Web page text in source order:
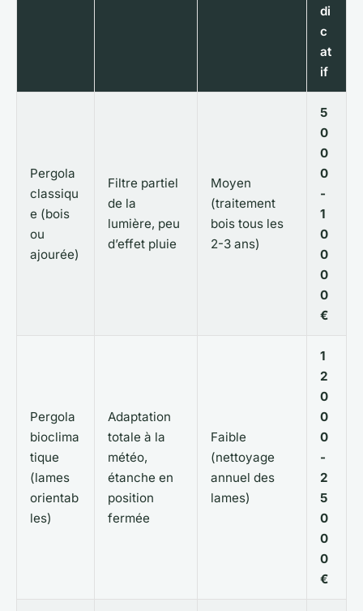
di
c
at
if
Pergola
classiqu
e (bois
ou
ajourée)
Filtre partiel
de la
lumière, peu
d’effet pluie
Moyen
(traitement
bois tous les
2-3 ans)
5
0
0
0
-
1
0
0
0
0
€
Pergola
bioclima
tique
(lames
orientab
les)
Adaptation
totale à la
météo,
étanche en
position
fermée
Faible
(nettoyage
annuel des
lames)
1
2
0
0
0
-
2
5
0
0
0
€